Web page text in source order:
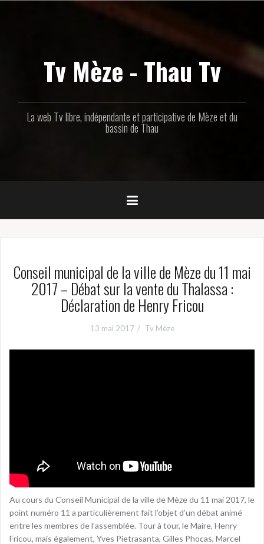
Tv Mèze - Thau Tv
La web Tv libre, indépendante et participative de Mèze et du
bassin de Thau
Conseil municipal de la ville de Mèze du 11 mai
2017 – Débat sur la vente du Thalassa :
Déclaration de Henry Fricou
13 mai 2017 Tv Mèze
Au cours du Conseil Municipal de la ville de Mèze du 11 mai 2017, le
point numéro 11 a particulièrement fait l’objet d’un débat animé
entre les membres de l’assemblée. Tour à tour, le Maire, Henry
Fricou, mais également, Yves Pietrasanta, Gilles Phocas, Marcel